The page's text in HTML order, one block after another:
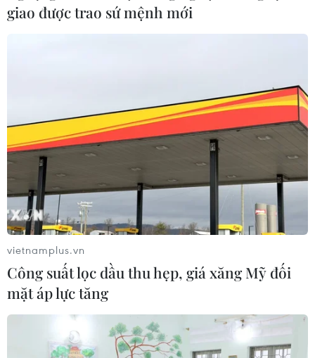
12/06/2017 07:53
Tổng thống Hàn Quốc Moon Jae-in đã có bài phát biểu
đầu tiên trước quốc dân, trong đó kêu gọi Quốc hội
nước này hành động nhanh chóng nhằm thông qua đề
nghị về khoản ngân sách bổ sung.
giao được trao sứ mệnh mới
vietnamplus.vn
Công suất lọc dầu thu hẹp, giá xăng Mỹ đối
mặt áp lực tăng